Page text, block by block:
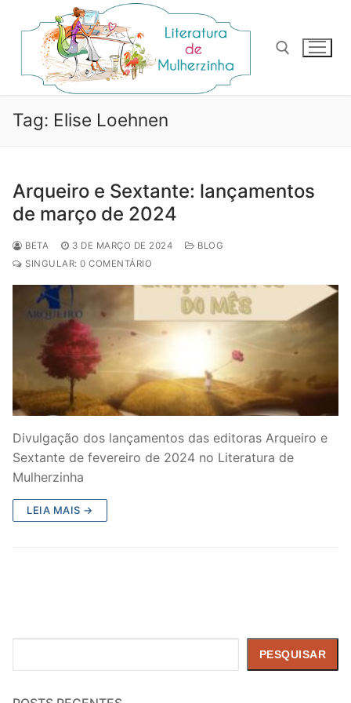
para
conteúdo
Pesquisar por:
Tag: Elise Loehnen
Arqueiro e Sextante: lançamentos
de março de 2024
BETA 3 DE MARÇO DE 2024
BLOG
SINGULAR: 0 COMENTÁRIO
Divulgação dos lançamentos das editoras Arqueiro e
Sextante de fevereiro de 2024 no Literatura de
Mulherzinha
LEIA MAIS →
PESQUISAR